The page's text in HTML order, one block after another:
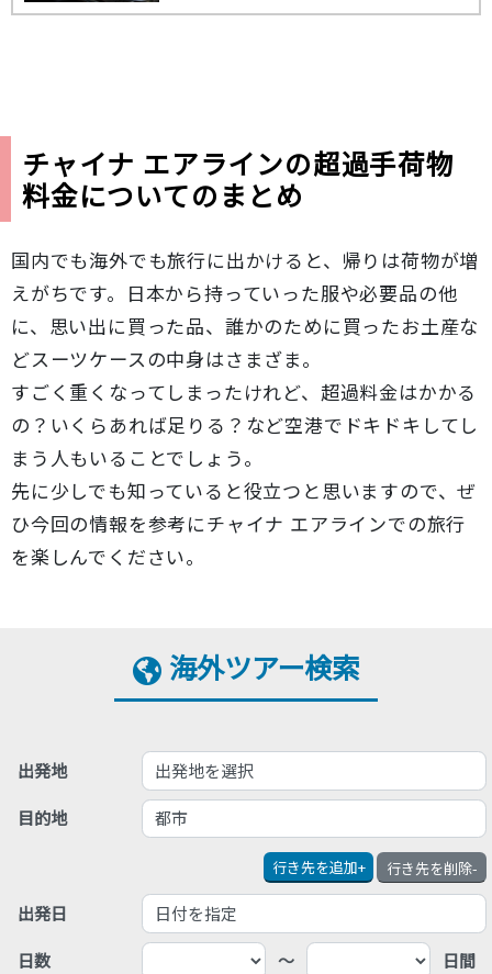
チャイナ エアラインの超過手荷物
料金についてのまとめ
国内でも海外でも旅行に出かけると、帰りは荷物が増
えがちです。日本から持っていった服や必要品の他
に、思い出に買った品、誰かのために買ったお土産な
どスーツケースの中身はさまざま。
すごく重くなってしまったけれど、超過料金はかかる
の？いくらあれば足りる？など空港でドキドキしてし
まう人もいることでしょう。
先に少しでも知っていると役立つと思いますので、ぜ
ひ今回の情報を参考にチャイナ エアラインでの旅行
を楽しんでください。
海外ツアー検索
出発地 出発地を選択
目的地 都市
行き先を追加+ 行き先を削除-
出発日 日付を指定
日数 ～ 日間